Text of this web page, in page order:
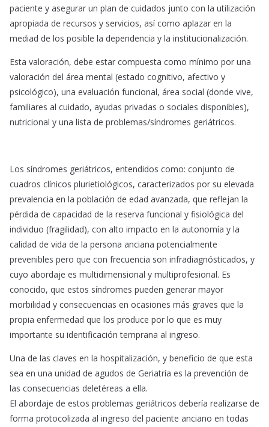
paciente y asegurar un plan de cuidados junto con la utilización
apropiada de recursos y servicios, así como aplazar en la
mediad de los posible la dependencia y la institucionalización.
Esta valoración, debe estar compuesta como mínimo por una
valoración del área mental (estado cognitivo, afectivo y
psicológico), una evaluación funcional, área social (donde vive,
familiares al cuidado, ayudas privadas o sociales disponibles),
nutricional y una lista de problemas/síndromes geriátricos.
Los síndromes geriátricos, entendidos como: conjunto de
cuadros clínicos plurietiológicos, caracterizados por su elevada
prevalencia en la población de edad avanzada, que reflejan la
pérdida de capacidad de la reserva funcional y fisiológica del
individuo (fragilidad), con alto impacto en la autonomía y la
calidad de vida de la persona anciana potencialmente
prevenibles pero que con frecuencia son infradiagnósticados, y
cuyo abordaje es multidimensional y multiprofesional. Es
conocido, que estos síndromes pueden generar mayor
morbilidad y consecuencias en ocasiones más graves que la
propia enfermedad que los produce por lo que es muy
importante su identificación temprana al ingreso.
Una de las claves en la hospitalización, y beneficio de que esta
sea en una unidad de agudos de Geriatría es la prevención de
las consecuencias deletéreas a ella.
El abordaje de estos problemas geriátricos debería realizarse de
forma protocolizada al ingreso del paciente anciano en todas